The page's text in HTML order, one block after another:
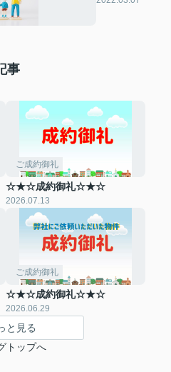
事
ご成約御礼
☆★☆成約御礼☆★☆
2026.07.13
ご成約御礼
☆★☆成約御礼☆★☆
2026.06.29
と見る
トップへ